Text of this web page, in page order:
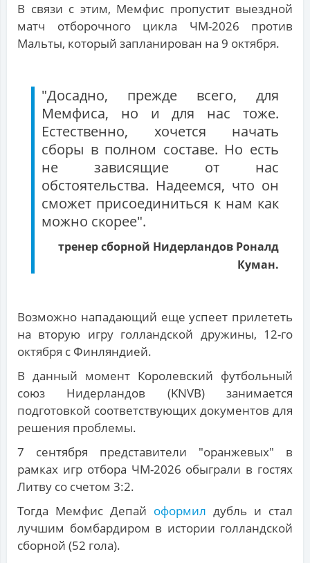
В связи с этим, Мемфис пропустит выездной
матч отборочного цикла ЧМ-2026 против
Мальты, который запланирован на 9 октября.
"Досадно, прежде всего, для
Мемфиса, но и для нас тоже.
Естественно, хочется начать
сборы в полном составе. Но есть
не зависящие от нас
обстоятельства. Надеемся, что он
сможет присоединиться к нам как
можно скорее".
тренер сборной Нидерландов Роналд
Куман.
Возможно нападающий еще успеет прилететь
на вторую игру голландской дружины, 12-го
октября с Финляндией.
В данный момент Королевский футбольный
союз Нидерландов (KNVB) занимается
подготовкой соответствующих документов для
решения проблемы.
7 сентября представители "оранжевых" в
рамках игр отбора ЧМ-2026 обыграли в гостях
Литву со счетом 3:2.
Тогда Мемфис Депай оформил дубль и стал
лучшим бомбардиром в истории голландской
сборной (52 гола).